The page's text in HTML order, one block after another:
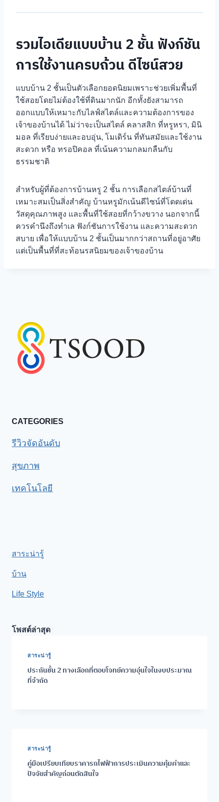
รวมไอเดียแบบบ้าน 2 ชั้น ฟังก์ชัน
การใช้งานครบถ้วน ดีไซน์สวย
แบบบ้าน 2 ชั้นเป็นตัวเลือกยอดนิยมเพราะช่วยเพิ่มพื้นที่
ใช้สอยโดยไม่ต้องใช้ที่ดินมากนัก อีกทั้งยังสามารถ
ออกแบบให้เหมาะกับไลฟ์สไตล์และความต้องการของ
เจ้าของบ้านได้ ไม่ว่าจะเป็นสไตล์ คลาสสิก ที่หรูหรา, มินิ
มอล ที่เรียบง่ายและอบอุ่น, โมเดิร์น ที่ทันสมัยและใช้งาน
สะดวก หรือ ทรอปิคอล ที่เน้นความกลมกลืนกับ
ธรรมชาติ
สำหรับผู้ที่ต้องการบ้านหรู 2 ชั้น การเลือกสไตล์บ้านที่
เหมาะสมเป็นสิ่งสำคัญ บ้านหรูมักเน้นดีไซน์ที่โดดเด่น
วัสดุคุณภาพสูง และพื้นที่ใช้สอยที่กว้างขวาง นอกจากนี้
ควรคำนึงถึงทำเล ฟังก์ชันการใช้งาน และความสะดวก
สบาย เพื่อให้แบบบ้าน 2 ชั้นเป็นมากกว่าสถานที่อยู่อาศัย
แต่เป็นพื้นที่ที่สะท้อนรสนิยมของเจ้าของบ้าน
CATEGORIES
รีวิวจัดอันดับ
สุขภาพ
เทคโนโลยี
สาระน่ารู้
บ้าน
Life Style
โพสต์ล่าสุด
สาระน่ารู้
ประกันชั้น 2 ทางเลือกที่ตอบโจทย์ความอุ่นใจในงบประมาณ
ที่จำกัด
สาระน่ารู้
คู่มือเปรียบเทียบราคารถไฟฟ้าการประเมินความคุ้มค่าและ
ปัจจัยสำคัญก่อนตัดสินใจ